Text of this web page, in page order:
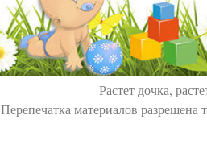
Растет дочка,
Перепечатка материалов разрешена